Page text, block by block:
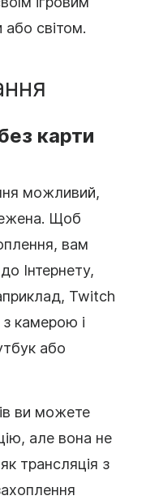
світом.
карти
можливий,
Щоб
вам
Інтернету,
Twitch
з камерою і
або
ви можете
але вона не
трансляція з